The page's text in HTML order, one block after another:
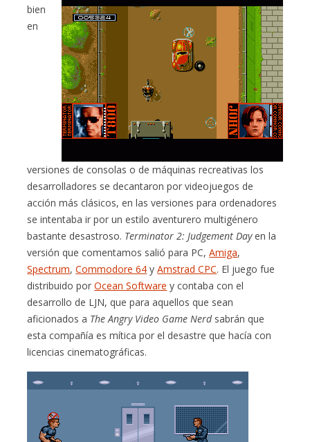
bien
en
versiones de consolas o de máquinas recreativas los
desarrolladores se decantaron por videojuegos de
acción más clásicos, en las versiones para ordenadores
se intentaba ir por un estilo aventurero multigénero
bastante desastroso. Terminator 2: Judgement Dayen la
versión que comentamos salió para PC,Amiga,
Spectrum,Commodore 64 yAmstrad CPC. El juego fue
distribuido porOcean Software y contaba con el
desarrollo de LJN, que para aquellos que sean
aficionados a The Angry Video Game Nerdsabrán que
esta compañía es mítica por el desastre que hacía con
licencias cinematográficas.